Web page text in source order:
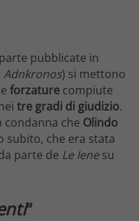
pubblicate in
Adnkronos) si mettono
forzature compiute
tre gradi di giudizio.
condanna che Olindo
subito, che era stata
parte de Le Ienesu
“